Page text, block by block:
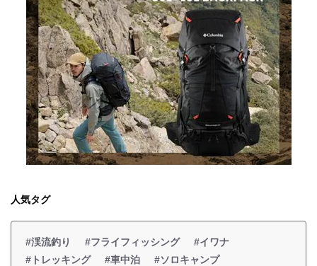
人気タグ
#渓流釣り #フライフィッシング
#イワナ
#トレッキング
#車中泊
#ソロキャンプ